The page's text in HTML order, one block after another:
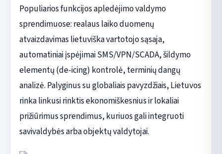
Populiarios funkcijos apledėjimo valdymo
sprendimuose: realaus laiko duomenų
atvaizdavimas lietuviška vartotojo sąsaja,
automatiniai įspėjimai SMS/VPN/SCADA, šildymo
elementų (de-icing) kontrolė, terminių dangų
analizė. Palyginus su globaliais pavyzdžiais, Lietuvos
rinka linkusi rinktis ekonomiškesnius ir lokaliai
prižiūrimus sprendimus, kuriuos gali integruoti
savivaldybės arba objektų valdytojai.